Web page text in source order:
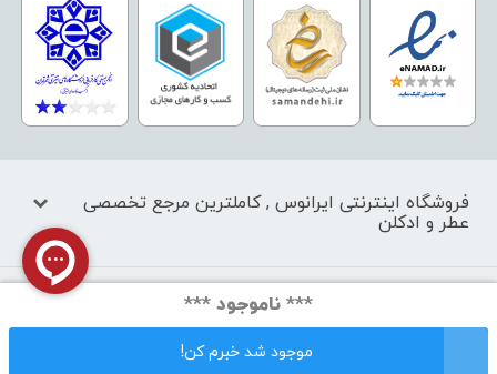
*** ناموجود ***
موجود شد خبرم کن!
فروشگاه اینترنتی ایرانوس , کاملترین مرجع تخصصی
عطر و ادکلن
کليه حقوق اين سايت متعلق به فروشگاه آنلاین ایرانوس می‌باشد.